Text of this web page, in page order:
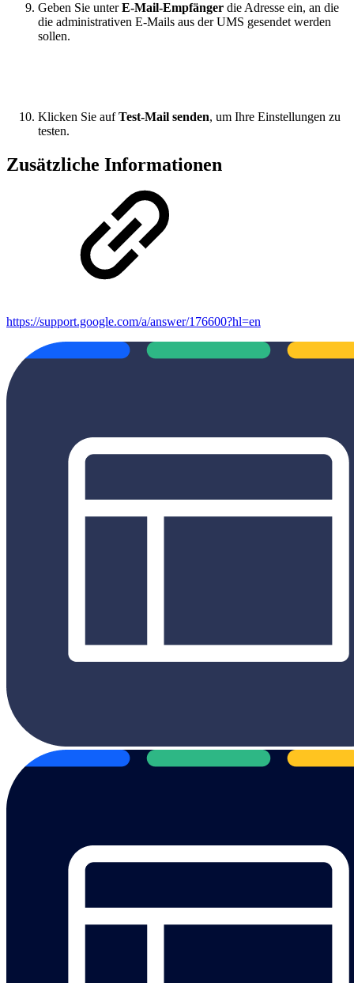
Geben Sie unterE-Mail-Empfänger die Adresse ein, an die
die administrativen E-Mails aus der UMS gesendet werden
sollen.
Klicken Sie aufTest-Mail senden, um Ihre Einstellungen zu
testen.
Zusätzliche Informationen
https://support.google.com/a/answer/176600?hl=en